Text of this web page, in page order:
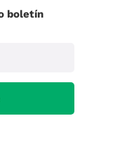
boletín